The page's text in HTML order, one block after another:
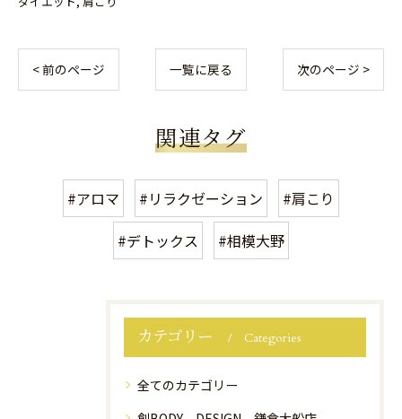
< 前のページ 一覧に戻る 次のページ >
関連タグ
#アロマ #リラクゼーション
#肩こり
#デトックス
#相模大野
カテゴリー Categories
全てのカテゴリー